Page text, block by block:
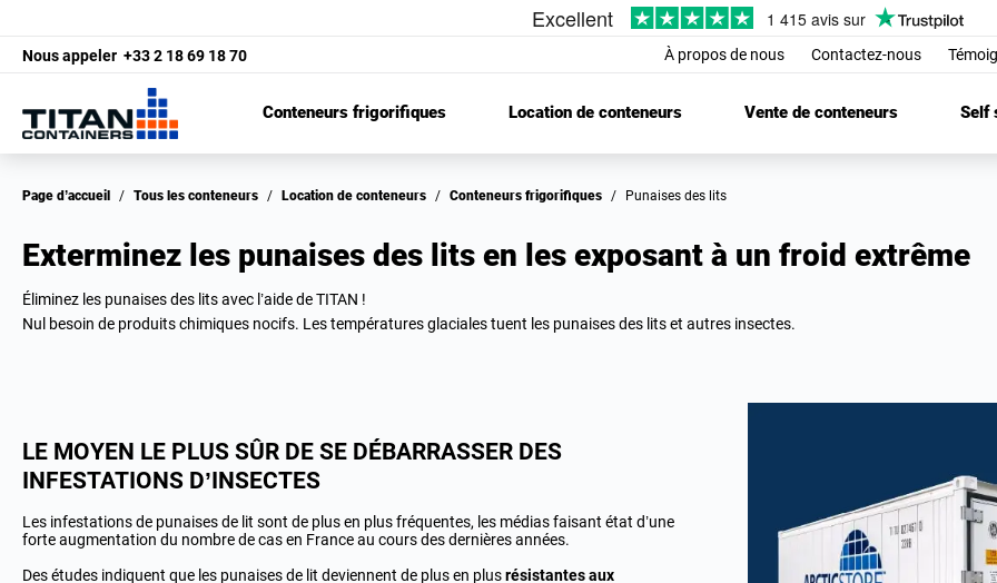
Nous appeler +33 2 18 69 18 70 À propos de nous Contactez-nous
Conteneurs frigorifiques Location de conteneurs Vente de conteneurs Self
Page d’accueil / Tous les conteneurs / Location de conteneurs / Conteneurs frigorifiques / Punaises des lits
Exterminez les punaises des lits en les exposant à un froid extrême
Éliminez les punaises des lits avec l’aide de TITAN !
Nul besoin de produits chimiques nocifs. Les températures glaciales tuent les punaises des lits et autres insectes.
LE MOYEN LE PLUS SÛR DE SE DÉBARRASSER DES
INFESTATIONS D’INSECTES
Les infestations de punaises de lit sont de plus en plus fréquentes, les médias faisant état d’une
forte augmentation du nombre de cas en France au cours des dernières années.
Des études indiquent que les punaises de lit deviennent de plus en plusrésistantes aux